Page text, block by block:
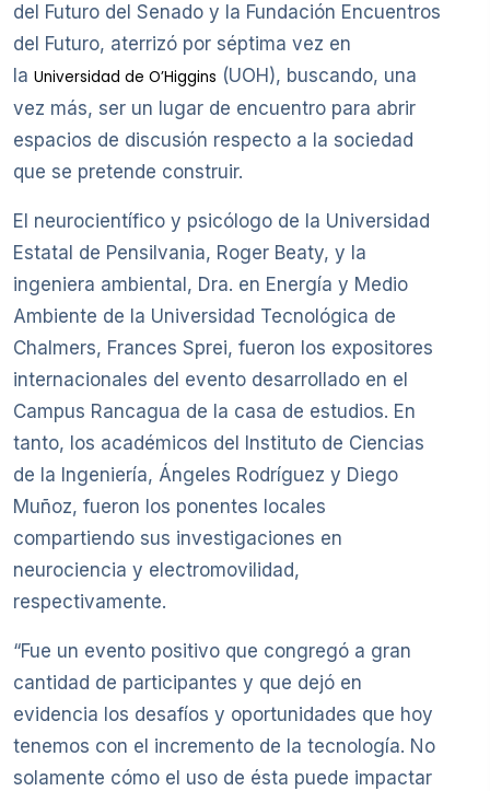
del Futuro del Senado y la Fundación Encuentros
del Futuro, aterrizó por séptima vez en
la Universidad de O’Higgins (UOH), buscando, una
vez más, ser un lugar de encuentro para abrir
espacios de discusión respecto a la sociedad
que se pretende construir.
El neurocientífico y psicólogo de la Universidad
Estatal de Pensilvania, Roger Beaty, y la
ingeniera ambiental, Dra. en Energía y Medio
Ambiente de la Universidad Tecnológica de
Chalmers, Frances Sprei, fueron los expositores
internacionales del evento desarrollado en el
Campus Rancagua de la casa de estudios. En
tanto, los académicos del Instituto de Ciencias
de la Ingeniería, Ángeles Rodríguez y Diego
Muñoz, fueron los ponentes locales
compartiendo sus investigaciones en
neurociencia y electromovilidad,
respectivamente.
“Fue un evento positivo que congregó a gran
cantidad de participantes y que dejó en
evidencia los desafíos y oportunidades que hoy
tenemos con el incremento de la tecnología. No
solamente cómo el uso de ésta puede impactar